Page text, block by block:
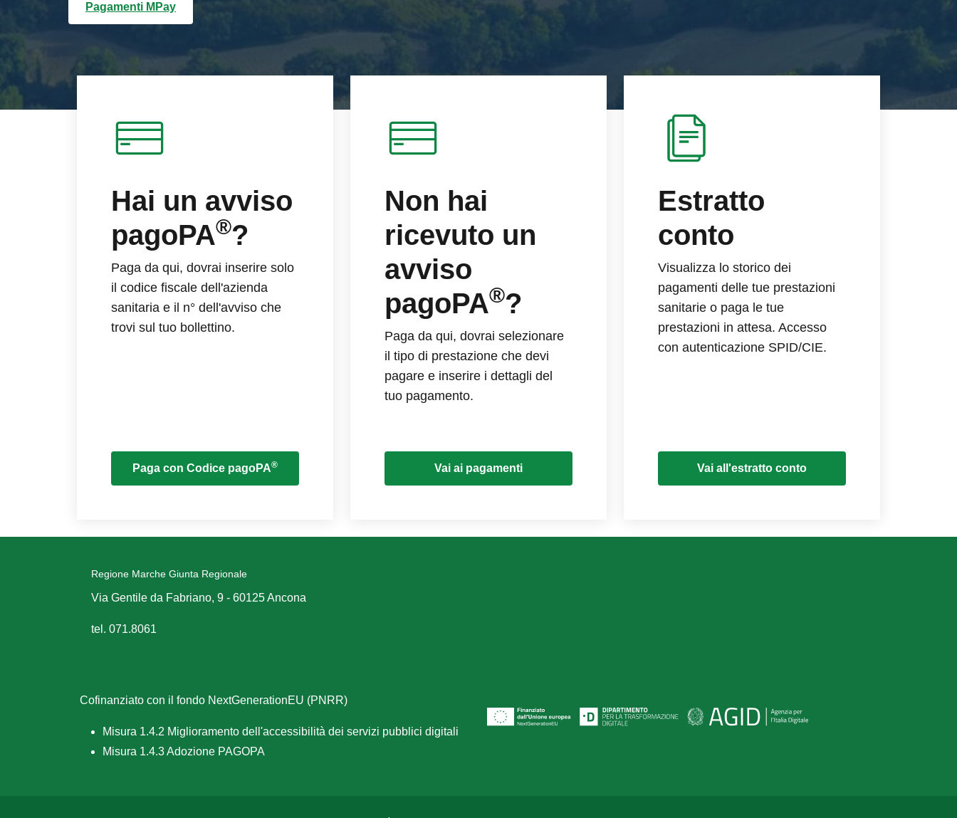
Pagamenti MPay
Hai un avviso
pagoPA®?
Paga da qui, dovrai inserire solo
il codice fiscale dell'azienda
sanitaria e il n° dell'avviso che
trovi sul tuo bollettino.
Paga con Codice pagoPA®
Non hai
ricevuto un
avviso
pagoPA®?
Paga da qui, dovrai selezionare
il tipo di prestazione che devi
pagare e inserire i dettagli del
tuo pagamento.
Vai ai pagamenti
Estratto
conto
Visualizza lo storico dei
pagamenti delle tue prestazioni
sanitarie o paga le tue
prestazioni in attesa. Accesso
con autenticazione SPID/CIE.
Vai all'estratto conto
Regione Marche Giunta Regionale
Via Gentile da Fabriano, 9 - 60125 Ancona
tel. 071.8061
Cofinanziato con il fondo NextGenerationEU (PNRR)
Misura 1.4.2 Miglioramento dell'accessibilità dei servizi pubblici digitali
Misura 1.4.3 Adozione PAGOPA